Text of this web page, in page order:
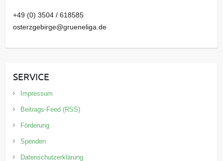
+49 (0) 3504 / 618585
osterzgebirge@grueneliga.de
SERVICE
Impressum
Beitrags-Feed (RSS)
Förderung
Spenden
Datenschutzerklärung